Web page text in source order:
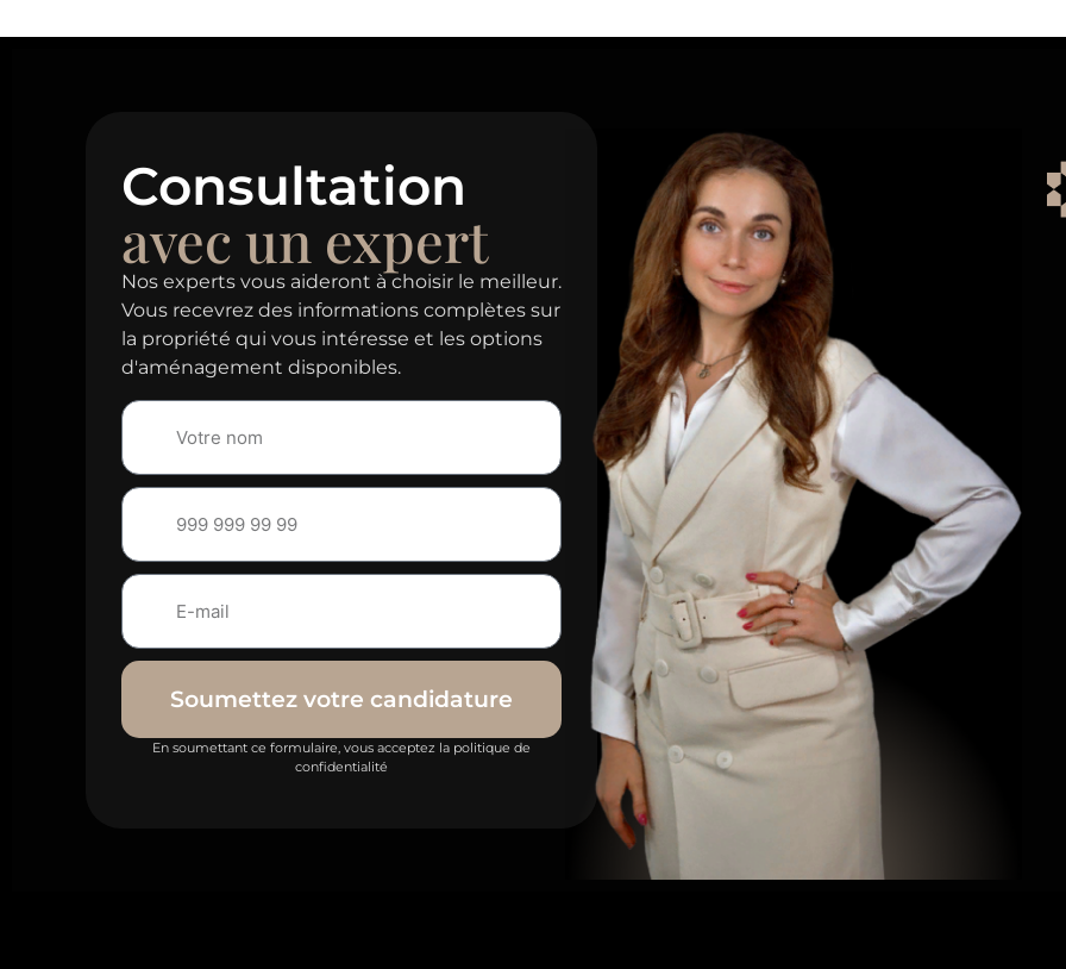
Consultation
avec un expert
Nos experts vous aideront à choisir le meilleur.
Vous recevrez des informations complètes sur
la propriété qui vous intéresse et les options
d'aménagement disponibles.
Soumettez votre candidature
En soumettant ce formulaire, vous acceptez la politique de
confidentialité